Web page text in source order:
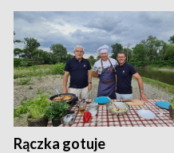
Rączka gotuje